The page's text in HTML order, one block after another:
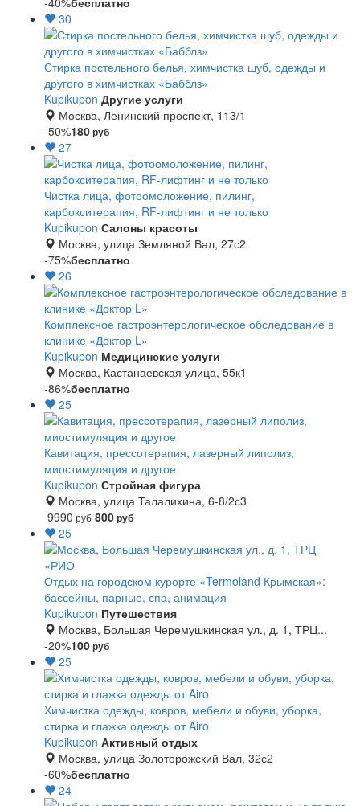
30
Стирка постельного белья, химчистка шуб, одежды и
другого в химчистках «Бабблз»
Kupikupon Другие услуги
Москва, Ленинский проспект, 113/1
-50%180руб
27
Чистка лица, фотоомоложение, пилинг,
карбокситерапия, RF-лифтинг и не только
Kupikupon Салоны красоты
Москва, улица Земляной Вал, 27с2
-75%бесплатно
26
Комплексное гастроэнтерологическое обследование в
клинике «Доктор L»
Kupikupon Медицинские услуги
Москва, Кастанаевская улица, 55к1
-86%бесплатно
25
Кавитация, прессотерапия, лазерный липолиз,
миостимуляция и другое
Kupikupon Стройная фигура
Москва, улица Талалихина, 6-8/2с3
9990 руб 800руб
25
Отдых на городском курорте «Termoland Крымская»:
бассейны, парные, спа, анимация
Kupikupon Путешествия
Москва, Большая Черемушкинская ул., д. 1, ТРЦ...
-20%100руб
25
Химчистка одежды, ковров, мебели и обуви, уборка,
стирка и глажка одежды от Airo
Kupikupon Активный отдых
Москва, улица Золоторожский Вал, 32с2
-60%бесплатно
24